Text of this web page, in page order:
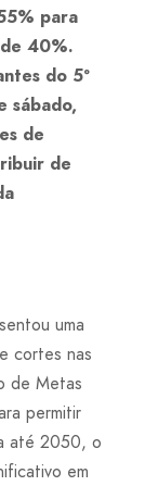
para
40%.
do 5º
sábado,
de
de
uma
cortes nas
de Metas
permitir
até 2050, o
em